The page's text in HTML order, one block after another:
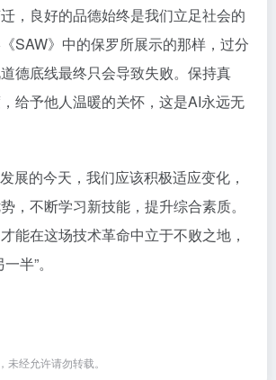
，良好的品德始终是我们立足社会的
SAW》中的保罗所展示的那样，过分
德底线最终只会导致失败。保持真
给予他人温暖的关怀，这是AI永远无
展的今天，我们应该积极适应变化，
，不断学习新技能，提升综合素质。
能在这场技术革命中立于不败之地，
半”。
经允许请勿转载。